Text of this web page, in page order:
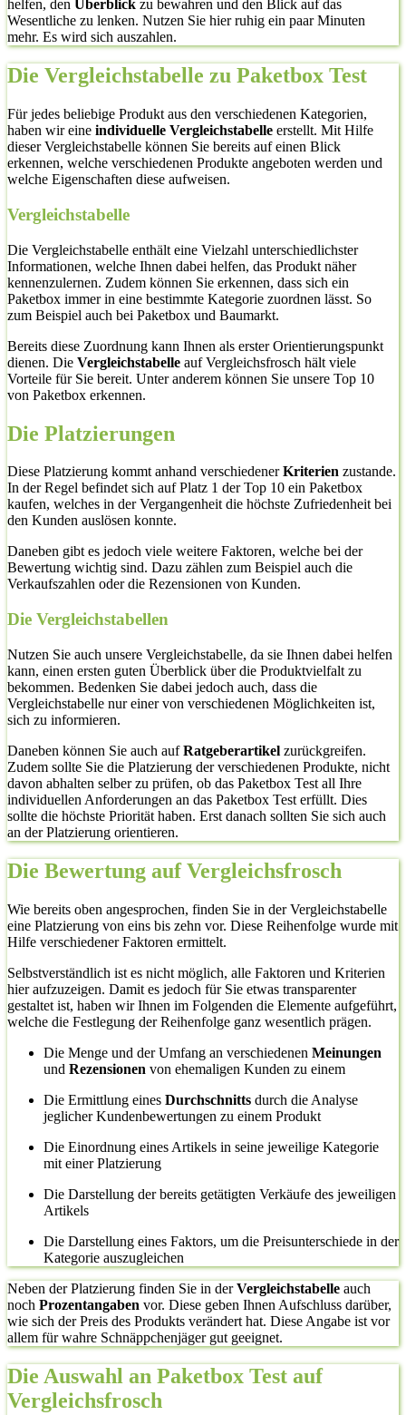
helfen, den Überblick zu bewahren und den Blick auf das
Wesentliche zu lenken. Nutzen Sie hier ruhig ein paar Minuten
mehr. Es wird sich auszahlen.
Die Vergleichstabelle zu Paketbox Test
Für jedes beliebige Produkt aus den verschiedenen Kategorien,
haben wir eine individuelle Vergleichstabelle erstellt. Mit Hilfe
dieser Vergleichstabelle können Sie bereits auf einen Blick
erkennen, welche verschiedenen Produkte angeboten werden und
welche Eigenschaften diese aufweisen.
Vergleichstabelle
Die Vergleichstabelle enthält eine Vielzahl unterschiedlichster
Informationen, welche Ihnen dabei helfen, das Produkt näher
kennenzulernen. Zudem können Sie erkennen, dass sich ein
Paketbox immer in eine bestimmte Kategorie zuordnen lässt. So
zum Beispiel auch bei Paketbox und Baumarkt.
Bereits diese Zuordnung kann Ihnen als erster Orientierungspunkt
dienen. Die Vergleichstabelle auf Vergleichsfrosch hält viele
Vorteile für Sie bereit. Unter anderem können Sie unsere Top 10
von Paketbox erkennen.
Die Platzierungen
Diese Platzierung kommt anhand verschiedenerKriterien zustande.
In der Regel befindet sich auf Platz 1 der Top 10 ein Paketbox
kaufen, welches in der Vergangenheit die höchste Zufriedenheit bei
den Kunden auslösen konnte.
Daneben gibt es jedoch viele weitere Faktoren, welche bei der
Bewertung wichtig sind. Dazu zählen zum Beispiel auch die
Verkaufszahlen oder die Rezensionen von Kunden.
Die Vergleichstabellen
Nutzen Sie auch unsere Vergleichstabelle, da sie Ihnen dabei helfen
kann, einen ersten guten Überblick über die Produktvielfalt zu
bekommen. Bedenken Sie dabei jedoch auch, dass die
Vergleichstabelle nur einer von verschiedenen Möglichkeiten ist,
sich zu informieren.
Daneben können Sie auch aufRatgeberartikel zurückgreifen.
Zudem sollte Sie die Platzierung der verschiedenen Produkte, nicht
davon abhalten selber zu prüfen, ob das Paketbox Test all Ihre
individuellen Anforderungen an das Paketbox Test erfüllt. Dies
sollte die höchste Priorität haben. Erst danach sollten Sie sich auch
an der Platzierung orientieren.
Die Bewertung auf Vergleichsfrosch
Wie bereits oben angesprochen, finden Sie in der Vergleichstabelle
eine Platzierung von eins bis zehn vor. Diese Reihenfolge wurde mit
Hilfe verschiedener Faktoren ermittelt.
Selbstverständlich ist es nicht möglich, alle Faktoren und Kriterien
hier aufzuzeigen. Damit es jedoch für Sie etwas transparenter
gestaltet ist, haben wir Ihnen im Folgenden die Elemente aufgeführt,
welche die Festlegung der Reihenfolge ganz wesentlich prägen.
Die Menge und der Umfang an verschiedenen Meinungen
und Rezensionen von ehemaligen Kunden zu einem
Die Ermittlung eines Durchschnitts durch die Analyse
jeglicher Kundenbewertungen zu einem Produkt
Die Einordnung eines Artikels in seine jeweilige Kategorie
mit einer Platzierung
Die Darstellung der bereits getätigten Verkäufe des jeweiligen
Artikels
Die Darstellung eines Faktors, um die Preisunterschiede in der
Kategorie auszugleichen
Neben der Platzierung finden Sie in derVergleichstabelle auch
noch Prozentangaben vor. Diese geben Ihnen Aufschluss darüber,
wie sich der Preis des Produkts verändert hat. Diese Angabe ist vor
allem für wahre Schnäppchenjäger gut geeignet.
Die Auswahl an Paketbox Test auf
Vergleichsfrosch